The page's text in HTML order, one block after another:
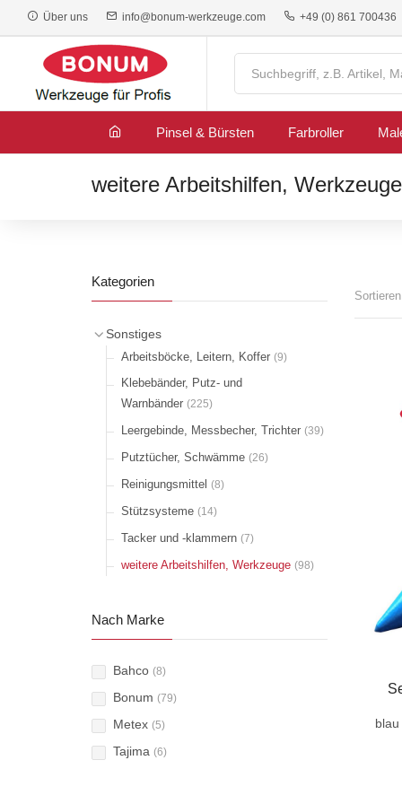
Über uns info@bonum-werkzeuge.com +49 (0) 861 700436
Pinsel & Bürsten Farbroller
weitere Arbeitshilfen, Werkzeuge
Kategorien
Sonstiges
Arbeitsböcke, Leitern, Koffer (9)
Klebebänder, Putz- und
Warnbänder (225)
Leergebinde, Messbecher, Trichter (39)
Putztücher, Schwämme (26)
Reinigungsmittel (8)
Stützsysteme (14)
Tacker und -klammern (7)
weitere Arbeitshilfen, Werkzeuge (98)
Nach Marke
Bahco (8)
Bonum (79)
Metex (5)
Tajima (6)